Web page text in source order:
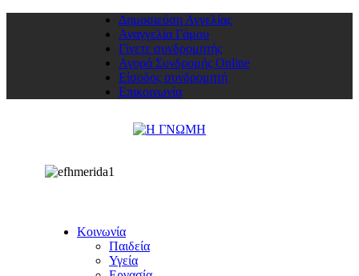
Δημοσιεύση Αγγελίας
Αναγγελία Γάμου
Γίνετε συνδρομητής
Αγορά Συνδρομής Online
Είσοδος συνδρομητή
Επικοινωνία
Κοινωνία
Παιδεία
Υγεία